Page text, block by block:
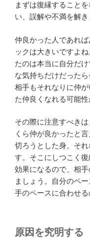
まずは復縁すること
い、誤解や不満を解き
仲良かった人であれ
ックは大きいですよ
たのは本当に自分だ
な気持ちだけだった
相手もそれなりに仲
た仲良くなれる可能性
その際に注意すべき
くら仲が良かったと
切ろうとした身。そ
す。そこにしつこく
効果になるので、相
ましょう。自分のペ
手のペースに合わせる
原因を究明する